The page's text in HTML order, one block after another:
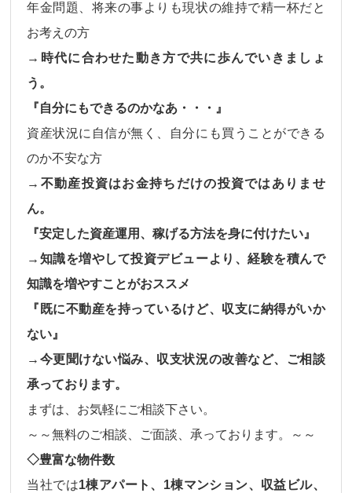
年金問題、将来の事よりも現状の維持で精一杯だと
お考えの方
→時代に合わせた動き方で共に歩んでいきましょ
う。
『自分にもできるのかなあ・・・』
資産状況に自信が無く、自分にも買うことができる
のか不安な方
→不動産投資はお金持ちだけの投資ではありませ
ん。
『安定した資産運用、稼げる方法を身に付けたい』
→知識を増やして投資デビューより、経験を積んで
知識を増やすことがおススメ
『既に不動産を持っているけど、収支に納得がいか
ない』
→今更聞けない悩み、収支状況の改善など、ご相談
承っております。
まずは、お気軽にご相談下さい。
～～無料のご相談、ご面談、承っております。～～
◇豊富な物件数
当社では1棟アパート、1棟マンション、収益ビル、